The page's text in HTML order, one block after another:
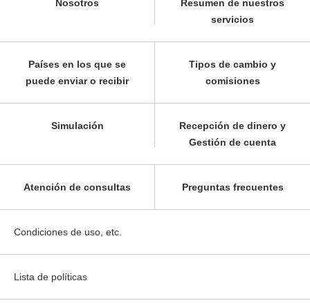
Nosotros
Resumen de nuestros
servicios
Países en los que se
puede enviar o recibir
Tipos de cambio y
comisiones
Simulación
Recepción de dinero y
Gestión de cuenta
Atención de consultas Preguntas frecuentes
Condiciones de uso, etc.
Lista de políticas